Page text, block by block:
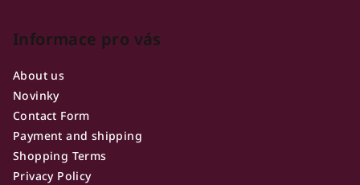
Informace pro vás
About us
Novinky
Contact Form
Payment and shipping
Shopping Terms
Privacy Policy